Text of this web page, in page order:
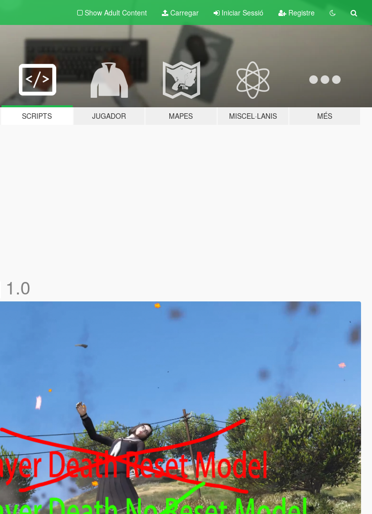
Show Adult Content Carregar Iniciar Sessió Registre
SCRIPTS JUGADOR MAPES MISCEL·LANIS MÉS
1.0